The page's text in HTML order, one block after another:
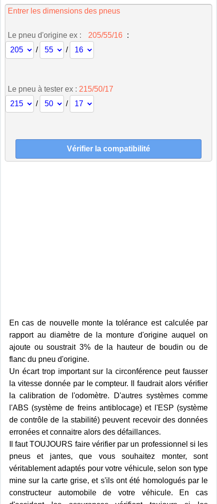
Entrer les dimensions des pneus
Le pneu d'origine ex : 205/55/16 :
/
/
Le pneu à tester ex : 215/50/17
/
/
En cas de nouvelle monte la tolérance est calculée par
rapport au diamètre de la monture d'origine auquel on
ajoute ou soustrait 3% de la hauteur de boudin ou de
flanc du pneu d'origine.
Un écart trop important sur la circonférence peut fausser
la vitesse donnée par le compteur. Il faudrait alors vérifier
la calibration de l'odomètre. D'autres systèmes comme
l'ABS (système de freins antiblocage) et l'ESP (système
de contrôle de la stabilité) peuvent recevoir des données
erronées et connaitre alors des défaillances.
Il faut TOUJOURS faire vérifier par un professionnel si les
pneus et jantes, que vous souhaitez monter, sont
véritablement adaptés pour votre véhicule, selon son type
mine sur la carte grise, et s'ils ont été homologués par le
constructeur automobile de votre véhicule. En cas